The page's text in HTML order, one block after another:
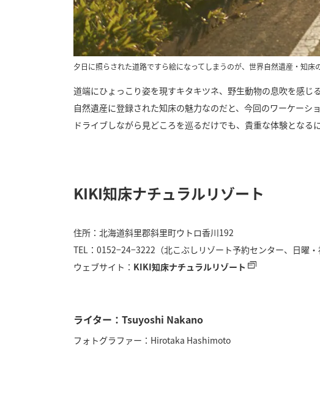
夕日に照らされた道路ですら絵になってしまうのが、世界自然遺産・知床
道端にひょっこり姿を現すキタキツネ、野生動物の息吹を感
自然遺産に登録された知床の魅力なのだと、今回のワーケーシ
ドライブしながら見どころを巡るだけでも、貴重な体験となる
KIKI知床ナチュラルリゾート
住所：北海道斜里郡斜里町ウトロ香川192
TEL：0152−24−3222（北こぶしリゾート予約センター、日曜・
ウェブサイト： KIKI知床ナチュラルリゾート
ライター：Tsuyoshi Nakano
フォトグラファー：Hirotaka Hashimoto